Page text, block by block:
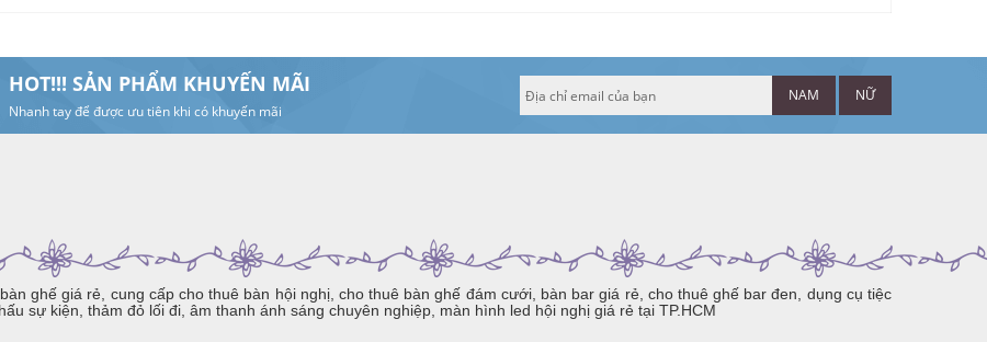
HOT!!! SẢN PHẨM KHUYẾN MÃI
Nhanh tay để được ưu tiên khi có khuyến mãi
NAM NỮ
ghế giá rẻ, cung cấp cho thuê bàn hội nghị, cho thuê bàn ghế đám cưới, bàn bar giá rẻ, cho thuê ghế bar đen, dụng cụ tiệc
sự kiện, thảm đỏ lối đi, âm thanh ánh sáng chuyên nghiệp, màn hình led hội nghị giá rẻ tại TP.HCM